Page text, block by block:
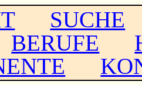
SUCHE
BERUFE